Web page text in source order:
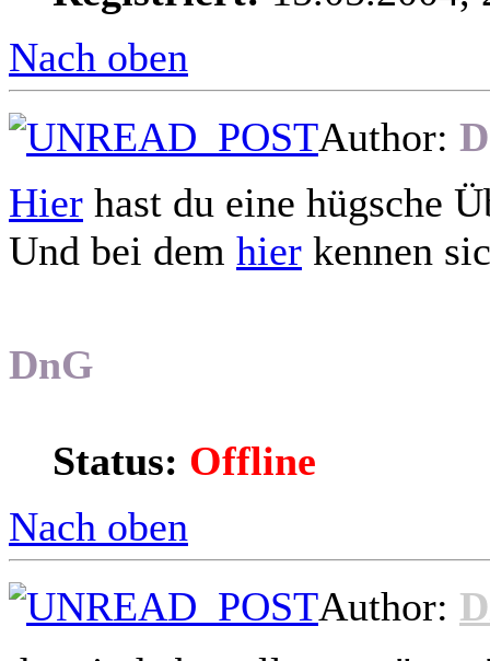
Nach oben
Author:
Hier hast du eine hügsche
Und bei dem hier kennen
DnG
Status: Offline
Nach oben
Author: